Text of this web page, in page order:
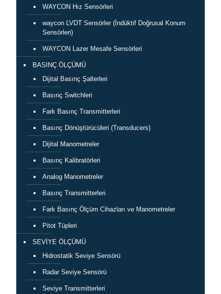
WAYCON Hız Sensörleri
waycon LVDT Sensörler (İndüktif Doğrusal Konum
Sensörleri)
WAYCON Lazer Mesafe Sensörleri
BASINÇ ÖLÇÜMÜ
Dijital Basınç Şalterleri
Basınç Switchleri
Fark Basınç Transmitterleri
Basınç Dönüştürücüleri (Transducers)
Dijital Manometreler
Basınç Kalibratörleri
Analog Manometreler
Basınç Transmitterleri
Fark Basınç Ölçüm Cihazları ve Manometreler
Pitot Tüpleri
SEVİYE ÖLÇÜMÜ
Hidrostatik Seviye Sensörü
Radar Seviye Sensörü
Seviye Transmitterleri